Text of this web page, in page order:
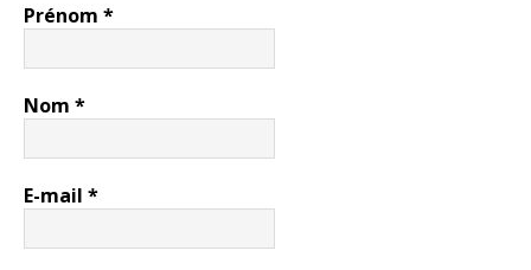
Prénom *
Nom *
E-mail *